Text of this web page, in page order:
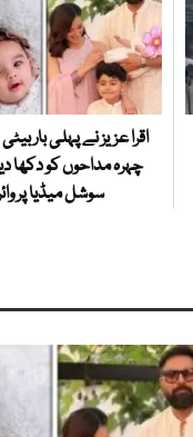
اقرا عزیز نے پہلی بار
چہرہ مداحوں کو دکھا
سوشل میڈیا پر